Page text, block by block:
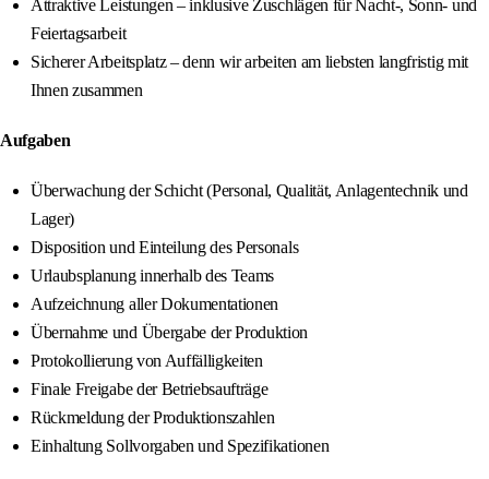
Attraktive Leistungen – inklusive Zuschlägen für Nacht-, Sonn- und
Feiertagsarbeit
Sicherer Arbeitsplatz – denn wir arbeiten am liebsten langfristig mit
Ihnen zusammen
Aufgaben
Überwachung der Schicht (Personal, Qualität, Anlagentechnik und
Lager)
Disposition und Einteilung des Personals
Urlaubsplanung innerhalb des Teams
Aufzeichnung aller Dokumentationen
Übernahme und Übergabe der Produktion
Protokollierung von Auffälligkeiten
Finale Freigabe der Betriebsaufträge
Rückmeldung der Produktionszahlen
Einhaltung Sollvorgaben und Spezifikationen